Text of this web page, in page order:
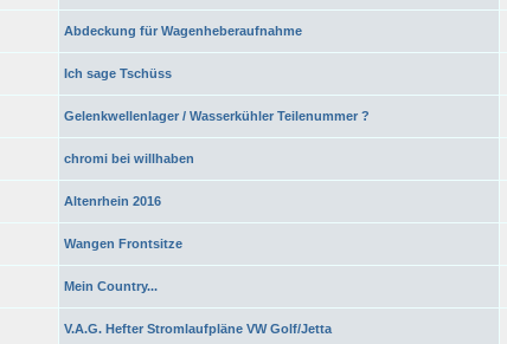
Abdeckung für Wagenheberaufnahme
Ich sage Tschüss
Gelenkwellenlager / Wasserkühler Teilenummer ?
chromi bei willhaben
Altenrhein 2016
Wangen Frontsitze
Mein Country...
V.A.G. Hefter Stromlaufpläne VW Golf/Jetta